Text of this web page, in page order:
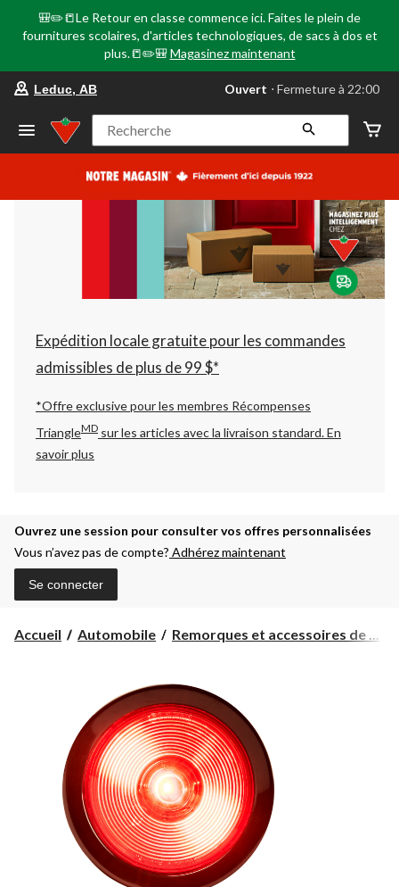
🎒✏️📒Le Retour en classe commence ici. Faites le plein de
fournitures scolaires, d'articles technologiques, de sacs à dos et
plus.📒✏️🎒 Magasinez maintenant
votre
préféré
Leduc,
AB,
courament
Fermeture
à
22:00
cliquer
pour
changer
Leduc, AB Ouvert ⋅ Fermeture à 22:00
Recherche
Expédition locale gratuite pour les commandes
admissibles de plus de 99 $*
*Offre exclusive pour les membres Récompenses
TriangleMD sur les articles avec la livraison standard.En
savoir plus
Ouvrez une session pour consulter vos offres personnalisées
Vous n’avez pas de compte? Adhérez maintenant
Se connecter
Accueil Automobile Remorques et accessoires de ...